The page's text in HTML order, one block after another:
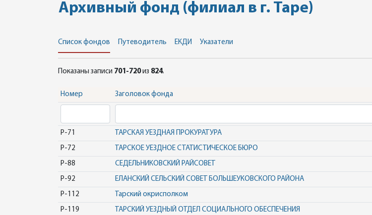
Архивный фонд (филиал в г. Таре)
Список фондов Путеводитель ЕКДИ Указатели
Показаны записи 701-720из 824.
Номер Заголовок фонда
Р-71 ТАРСКАЯ УЕЗДНАЯ ПРОКУРАТУРА
Р-72 ТАРСКОЕ УЕЗДНОЕ СТАТИСТИЧЕСКОЕ БЮРО
Р-88 СЕДЕЛЬНИКОВСКИЙ РАЙСОВЕТ
Р-92 ЕЛАНСКИЙ СЕЛЬСКИЙ СОВЕТ БОЛЬШЕУКОВСКОГО РАЙОНА
Р-112 Тарский окрисполком
Р-119 ТАРСКИЙ УЕЗДНЫЙ ОТДЕЛ СОЦИАЛЬНОГО ОБЕСПЕЧЕНИЯ